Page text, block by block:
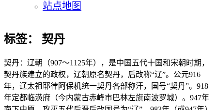
站点地图
标签： 契丹
契丹：辽朝（907～1125年），是中国五代十国和宋朝时期，
契丹族建立的政权，辽朝原名契丹，后改称“辽”。公元916
年，辽太祖耶律阿保机统一契丹各部称汗，国号“契丹”。918
年定都临潢府（今内蒙古赤峰市巴林左旗南波罗城）。947年